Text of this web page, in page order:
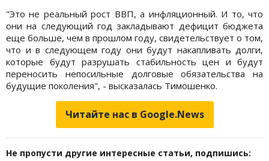
"Это не реальный рост ВВП, а инфляционный. И то, что
они на следующий год закладывают дефицит бюджета
еще больше, чем в прошлом году, свидетельствует о том,
что и в следующем году они будут накапливать долги,
которые будут разрушать стабильность цен и будут
переносить непосильные долговые обязательства на
будущие поколения", - высказалась Тимошенко.
Читайте нас в Google.News
Не пропусти другие интересные статьи, подпишись: